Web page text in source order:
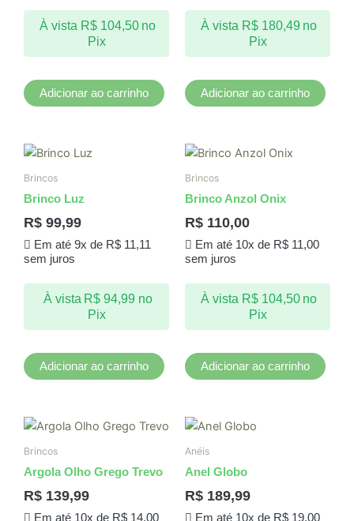
À vista R$104,50 no
Pix
Adicionar ao carrinho
À vista R$180,49 no
Pix
Adicionar ao carrinho
Brincos
Brinco Luz
R$ 99,99
Em até 9x de R$11,11
sem juros
À vista R$ 94,99 no
Pix
Adicionar ao carrinho
Brincos
Brinco Anzol Onix
R$ 110,00
Em até 10x de R$11,00
sem juros
À vista R$104,50 no
Pix
Adicionar ao carrinho
Brincos
Argola Olho Grego Trevo
R$ 139,99
Em até 10x de R$14,00
Anéis
Anel Globo
R$ 189,99
Em até 10x de R$19,00